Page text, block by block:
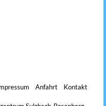
Anfahrt Kontakt